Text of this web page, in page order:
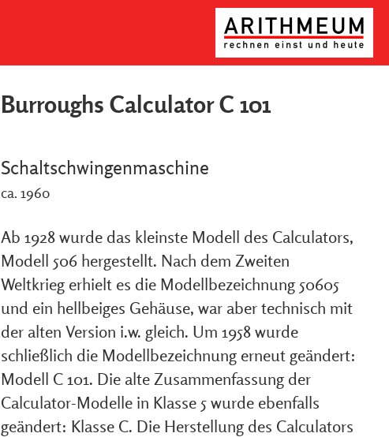
Burroughs Calculator C 101
Schaltschwingenmaschine
ca. 1960
Ab 1928 wurde das kleinste Modell des Calculators,
Modell 506 hergestellt. Nach dem Zweiten
Weltkrieg erhielt es die Modellbezeichnung 50605
und ein hellbeiges Gehäuse, war aber technisch mit
der alten Version i.w. gleich. Um 1958 wurde
schließlich die Modellbezeichnung erneut geändert:
Modell C 101. Die alte Zusammenfassung der
Calculator-Modelle in Klasse 5 wurde ebenfalls
geändert: Klasse C. Die Herstellung des Calculators